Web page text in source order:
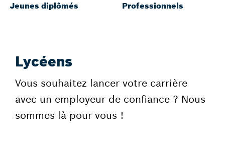
Jeunes diplômés Professionnels
Lycéens
Vous souhaitez lancer votre carrière
avec un employeur de confiance ? Nous
sommes là pour vous !